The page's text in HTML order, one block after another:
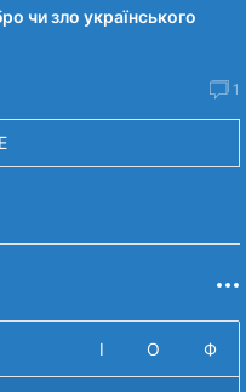
чи зло українського
1
І О Ф